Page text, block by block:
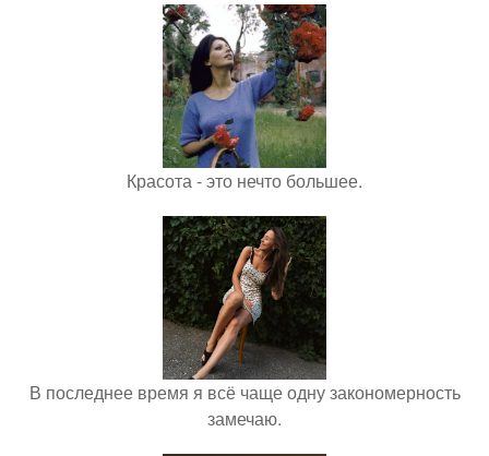
Красота - это нечто большее.
В последнее время я всё чаще одну закономерность
замечаю.